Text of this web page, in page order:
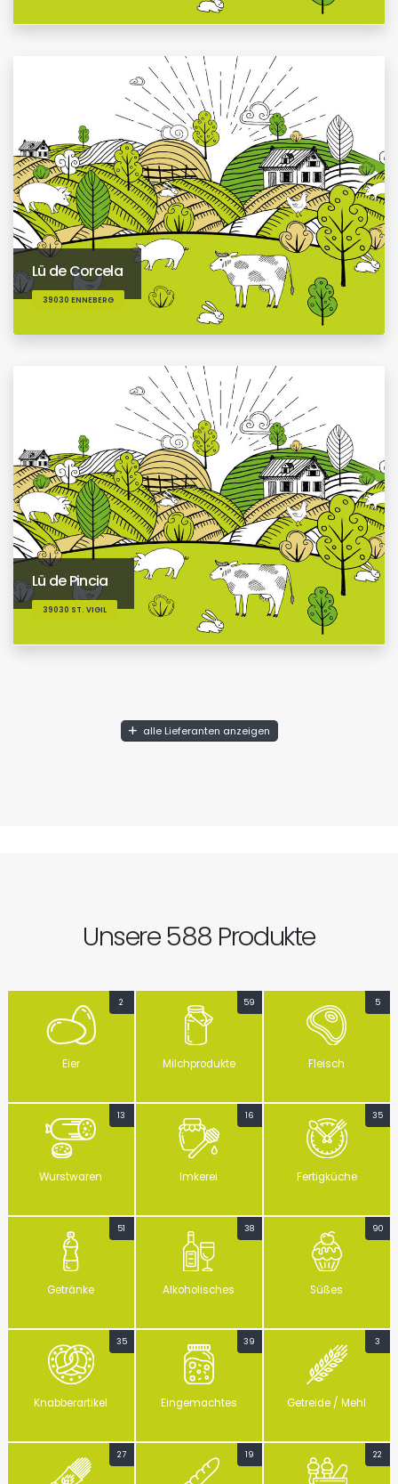
Lü de Corcela
39030 ENNEBERG
Lü de Pincia
39030 ST. VIGIL
alle Lieferanten anzeigen
Unsere 588 Produkte
2
Eier
59
Milchprodukte
5
Fleisch
13
Wurstwaren
16
Imkerei
35
Fertigküche
51
Getränke
38
Alkoholisches
90
Süßes
35
Knabberartikel
39
Eingemachtes
3
Getreide / Mehl
27 19 22